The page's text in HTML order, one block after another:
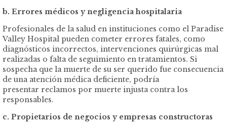
b. Errores médicos y negligencia hospitalaria
Profesionales de la salud en instituciones como el Paradise
Valley Hospital pueden cometer errores fatales, como
diagnósticos incorrectos, intervenciones quirúrgicas mal
realizadas o falta de seguimiento en tratamientos. Si
sospecha que la muerte de su ser querido fue consecuencia
de una atención médica deficiente, podría
presentar reclamos por muerte injusta contra los
responsables.
c. Propietarios de negocios y empresas constructoras